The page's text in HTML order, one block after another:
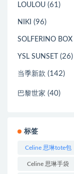
LOULOU (61)
NIKI (96)
SOLFERINO BOX
YSL SUNSET (26)
当季新款 (142)
巴黎世家 (40)
标签
Celine 思琳tote包
(23)
Celine 思琳手袋